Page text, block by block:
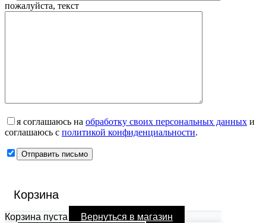
пожалуйста, текст
я соглашаюсь на обработку своих персональных данных и
соглашаюсь с политикой конфиденциальности.
Корзина
Корзина пуста Вернуться в магазин